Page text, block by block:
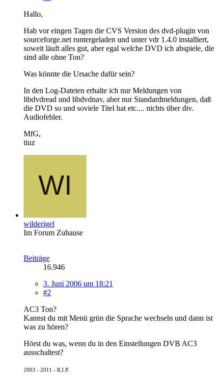
Hallo,
Hab vor eingen Tagen die CVS Version des dvd-plugin von
sourceforge.net runtergeladen und unter vdr 1.4.0 installiert,
soweit läuft alles gut, aber egal welche DVD ich abspiele, die
sind alle ohne Ton?
Was könnte die Ursache dafür sein?
In den Log-Dateien erhalte ich nur Meldungen von
libdvdread und libdvdnav, aber nur Standardmeldungen, daß
die DVD so und soviele Titel hat etc.... nichts über div.
Audiofehler.
MfG,
tiuz
wilderigel
Im Forum Zuhause
Beiträge
16.946
3. Juni 2006 um 18:21
#2
AC3 Ton?
Kannst du mit Menü grün die Sprache wechseln und dann ist
was zu hören?
Hörst du was, wenn du in den Einstellungen DVB AC3
ausschaltest?
2003 - 2011 - R.I.P.